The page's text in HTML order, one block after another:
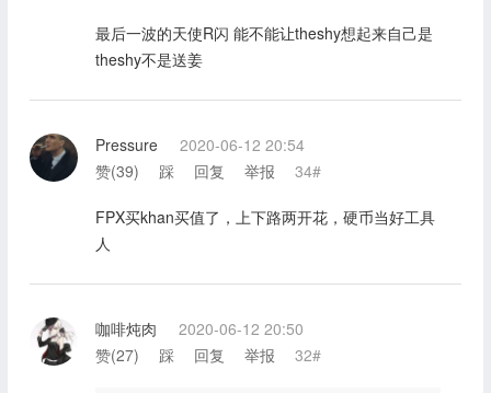
最后一波的天使R闪 能不能让theshy想起来自己是
theshy不是送姜
Pressure
2020-06-12 20:54
赞(39) 踩 回复 举报 34#
FPX买khan买值了，上下路两开花，硬币当好工具
人
咖啡炖肉
2020-06-12 20:50
赞(27) 踩 回复 举报 32#